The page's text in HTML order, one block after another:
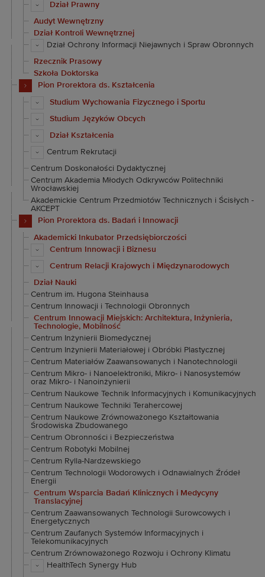
Dział Prawny
Audyt Wewnętrzny
Dział Kontroli Wewnętrznej
Dział Ochrony Informacji Niejawnych i Spraw Obronnych
Rzecznik Prasowy
Szkoła Doktorska
Pion Prorektora ds. Kształcenia
Studium Wychowania Fizycznego i Sportu
Studium Języków Obcych
Dział Kształcenia
Centrum Rekrutacji
Centrum Doskonałości Dydaktycznej
Centrum Akademia Młodych Odkrywców Politechniki
Wrocławskiej
Akademickie Centrum Przedmiotów Technicznych i Ścisłych -
AKCEPT
Pion Prorektora ds. Badań i Innowacji
Akademicki Inkubator Przedsiębiorczości
Centrum Innowacji i Biznesu
Centrum Relacji Krajowych i Międzynarodowych
Dział Nauki
Centrum im. Hugona Steinhausa
Centrum Innowacji i Technologii Obronnych
Centrum Innowacji Miejskich: Architektura, Inżynieria,
Technologie, Mobilność
Centrum Inżynierii Biomedycznej
Centrum Inżynierii Materiałowej i Obróbki Plastycznej
Centrum Materiałów Zaawansowanych i Nanotechnologii
Centrum Mikro- i Nanoelektroniki, Mikro- i Nanosystemów
oraz Mikro- i Nanoinżynierii
Centrum Naukowe Technik Informacyjnych i Komunikacyjnych
Centrum Naukowe Techniki Terahercowej
Centrum Naukowe Zrównoważonego Kształtowania
Środowiska Zbudowanego
Centrum Obronności i Bezpieczeństwa
Centrum Robotyki Mobilnej
Centrum Rylla-Nardzewskiego
Centrum Technologii Wodorowych i Odnawialnych Źródeł
Energii
Centrum Wsparcia Badań Klinicznych i Medycyny
Translacyjnej
Centrum Zaawansowanych Technologii Surowcowych i
Energetycznych
Centrum Zaufanych Systemów Informacyjnych i
Telekomunikacyjnych
Centrum Zrównoważonego Rozwoju i Ochrony Klimatu
HealthTech Synergy Hub